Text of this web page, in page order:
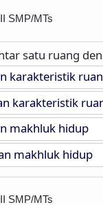
SMP/MTs
satu ruang
karakteristik
karakteristik
makhluk hidup
makhluk hidup
SMP/MTs